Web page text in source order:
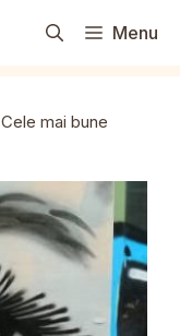
Menu
Cele mai bune